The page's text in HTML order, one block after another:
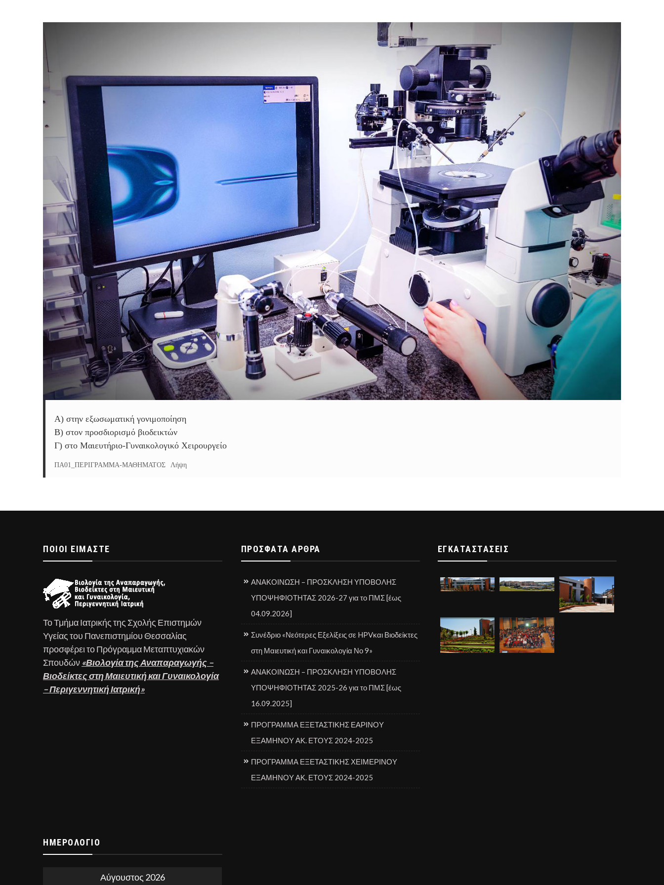
Α) στην εξωσωματική γονιμοποίηση
Β) στον προσδιορισμό βιοδεικτών
Γ) στο Μαιευτήριο-Γυναικολογικό Χειρουργείο
ΠΑ01_ΠΕΡΙΓΡΑΜΜΑ-ΜΑΘΗΜΑΤΟΣ Λήψη
ΠΟΙΟΊ ΕΊΜΑΣΤΕ
Το Τμήμα Ιατρικής της Σχολής Επιστημών
Υγείας του Πανεπιστημίου Θεσσαλίας
προσφέρει το Πρόγραμμα Μεταπτυχιακών
Σπουδών «Βιολογία της Αναπαραγωγής –
Βιοδείκτες στη Μαιευτική και Γυναικολογία
– Περιγεννητική Ιατρική»
ΠΡΌΣΦΑΤΑ ΆΡΘΡΑ
ΑΝΑΚΟΙΝΩΣΗ – ΠΡΟΣΚΛΗΣΗ ΥΠΟΒΟΛΗΣ
ΥΠΟΨΗΦΙΟΤΗΤΑΣ 2026-27 για το ΠΜΣ [έως
04.09.2026]
Συνέδριο «Νεότερες Εξελίξεις σε HPVκαι Βιοδείκτες
στη Μαιευτική και Γυναικολογία Νο 9»
ΑΝΑΚΟΙΝΩΣΗ – ΠΡΟΣΚΛΗΣΗ ΥΠΟΒΟΛΗΣ
ΥΠΟΨΗΦΙΟΤΗΤΑΣ 2025-26 για το ΠΜΣ [έως
16.09.2025]
ΠΡΟΓΡΑΜΜΑ ΕΞΕΤΑΣΤΙΚΗΣ ΕΑΡΙΝΟΥ
ΕΞΑΜΗΝΟΥ ΑΚ. ΕΤΟΥΣ 2024-2025
ΠΡΟΓΡΑΜΜΑ ΕΞΕΤΑΣΤΙΚΗΣ ΧΕΙΜΕΡΙΝΟΥ
ΕΞΑΜΗΝΟΥ ΑΚ. ΕΤΟΥΣ 2024-2025
ΕΓΚΑΤΑΣΤΆΣΕΙΣ
ΗΜΕΡΟΛΌΓΙΟ
Αύγουστος 2026